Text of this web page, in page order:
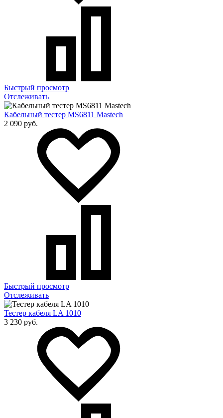
Быстрый просмотр
Отслеживать
Кабельный тестер MS6811 Mastech
2 090 руб.
Быстрый просмотр
Отслеживать
Тестер кабеля LA 1010
3 230 руб.